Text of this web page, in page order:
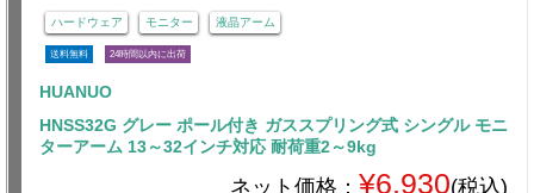
ハードウェア モニター 液晶アーム
送料無料 24時間以内に出荷
HUANUO
HNSS32G グレー ポール付き ガススプリング式 シングル モニ
ターアーム 13～32インチ対応 耐荷重2～9kg
ネット価格： ¥6,930(税込)